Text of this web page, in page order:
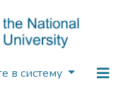
в систему